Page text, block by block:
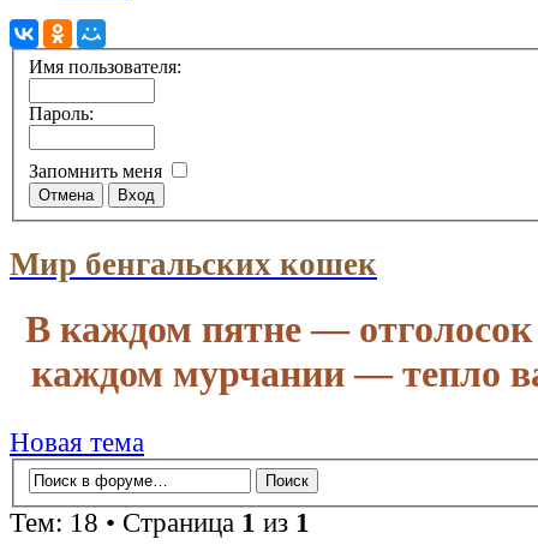
Имя пользователя:
Пароль:
Запомнить меня
Мир бенгальских кошек
В каждом пятне —
каждом мурчании — тепло
Новая тема
Тем: 18 • Страница 1 из 1